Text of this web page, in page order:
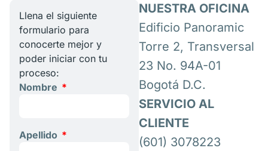
NUESTRA OFICINA
Edificio Panoramic
Torre 2, Transversal
23 No. 94A-01
Bogotá D.C.
SERVICIO AL
CLIENTE
(601) 3078223
Llena el siguiente
formulario para
conocerte mejor y
poder iniciar con tu
proceso:
Nombre
Apellido